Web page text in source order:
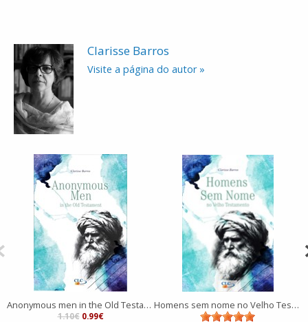
Clarisse Barros
Visite a página do autor »
Anonymous men in the Old Testament
1.10€ 0.99€
Homens sem nome no Velho Testamento